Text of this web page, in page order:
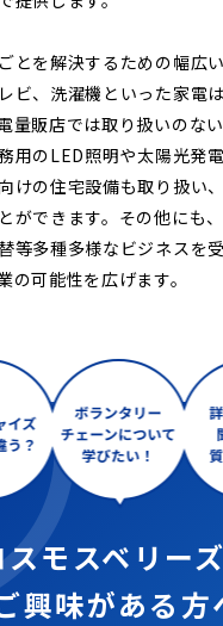
とを解決するための幅広
ビ、洗濯機といった家電
量販店では取り扱いのな
用のLED照明や太陽光発
けの住宅設備も取り扱い
ができます。その他にも
等多種多様なビジネスを
の可能性を広げます。
スモスベリー
興味がある方